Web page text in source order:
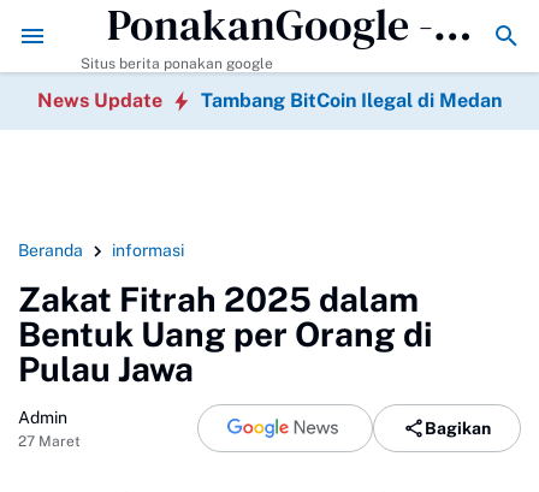
Tambang BitCoin Ilegal di Medan 70
PonakanGoogle -
Berita Terkini
Situs berita ponakan google
News Update Tambang BitCoin Ilegal di Medan
Beranda informasi
Zakat Fitrah 2025 dalam
Bentuk Uang per Orang di
Pulau Jawa
Admin
27 Maret
Bagikan